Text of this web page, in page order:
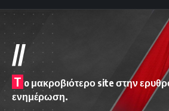
//
T o μακροβιότερο site στην
ενημέρωση.